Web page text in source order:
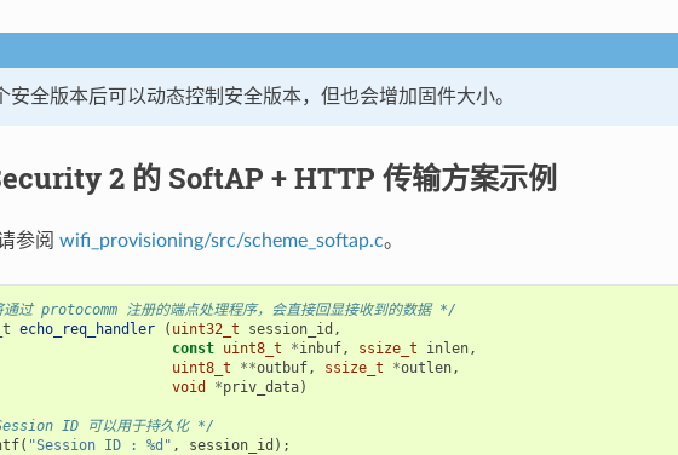
安全版本后可以动态控制安全版本，但也会增加固件大小。
2 的 SoftAP + HTTP 传输方案示例
参阅 wifi_provisioning/src/scheme_softap.c。
过 protocomm 注册的端点处理程序，会直接回显接收到的数据 */
echo_req_handler ( uint32_t session_id ,
const uint8_t *inbuf, ssize_t inlen,
uint8_t
**outbuf, ssize_t *outlen,
void
*priv_data)
ID 可以用于持久化 */
( "Session ID : %d" , session_id );